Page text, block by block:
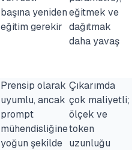
başına yeniden
eğitim gerekir
eğitmek ve
dağıtmak
daha yavaş
Prensip olarak
uyumlu, ancak
prompt
mühendisliğine
yoğun şekilde
Çıkarımda
çok maliyetli;
ölçek ve
token
uzunluğu